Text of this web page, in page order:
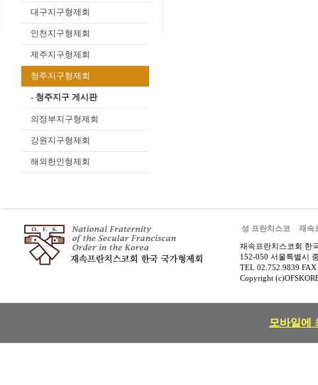
대구지구형제회
인천지구형제회
제주지구형제회
청주지구형제회
- 청주지구 게시판
의정부지구형제회
강원지구형제회
해외한인형제회
성 프란치스코 재속
재속프란치스코회 한
152-050 서울특별시
TEL 02.752.9839
Copyright
모바일에